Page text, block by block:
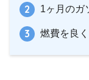
1ヶ月のガ
燃費を良